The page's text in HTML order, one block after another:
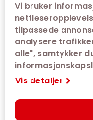
Vi bruker
tilpassede
analysere
alle", samtykker
Vis detaljer